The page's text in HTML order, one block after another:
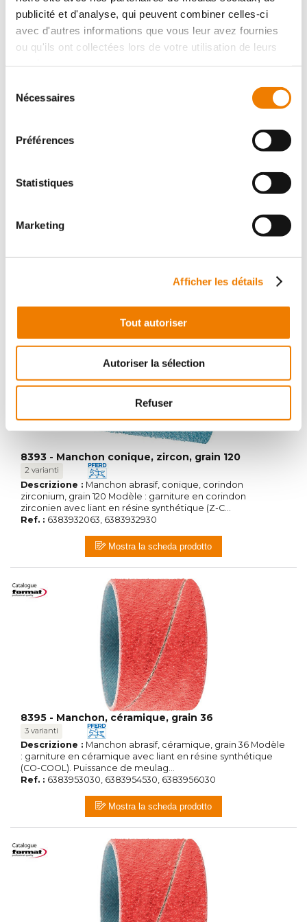
publicité et d'analyse, qui peuvent combiner celles-ci
avec d'autres informations que vous leur avez fournies
ou qu'ils ont collectées lors de votre utilisation de leurs
Nécessaires
Préférences
Statistiques
Marketing
Afficher les détails
Tout autoriser
Autoriser la sélection
Refuser
Mostra la scheda prodotto
8341 - Manchon corindon/zircon, grain 150
zirconien/de corindon, grain 150 Modèle : garniture en
6383416030
Mostra la scheda prodotto
8393 - Manchon conique, zircon, grain 120
2 varianti
Descrizione : Manchon abrasif, conique, corindon
zirconium, grain 120 Modèle : garniture en corindon
zirconien avec liant en résine synthétique (Z-C...
Ref. : 6383932063, 6383932930
Mostra la scheda prodotto
8395 - Manchon, céramique, grain 36
3 varianti
Descrizione : Manchon abrasif, céramique, grain 36 Modèle
: garniture en céramique avec liant en résine synthétique
(CO-COOL). Puissance de meulag...
Ref. : 6383953030, 6383954530, 6383956030
Mostra la scheda prodotto